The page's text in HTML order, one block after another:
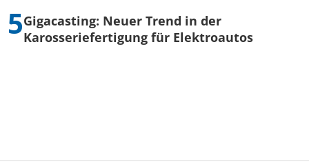
Gigacasting: Neuer Trend in der
Karosseriefertigung für Elektroautos